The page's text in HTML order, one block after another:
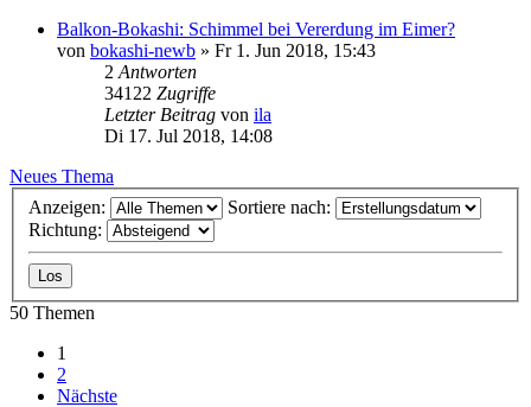
Balkon-Bokashi: Schimmel bei Vererdung im Eimer?
von bokashi-newb » Fr 1. Jun 2018, 15:43
2 Antworten
34122 Zugriffe
Letzter Beitrag von ila
Di 17. Jul 2018, 14:08
Neues Thema
Anzeigen:
Sortiere nach:
Richtung:
50 Themen
1
2
Nächste